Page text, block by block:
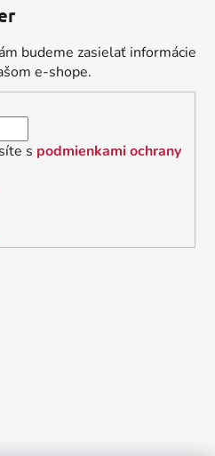
d
c
i
e
p
v
p
budeme zasielať informácie
e-shope.
s podmienkami ochrany